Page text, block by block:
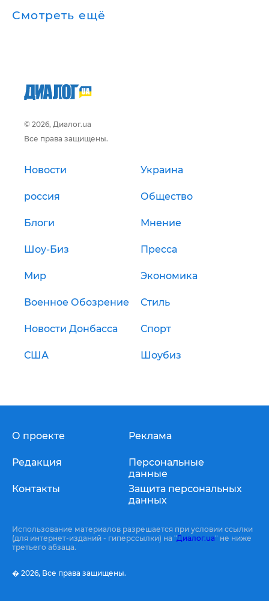
Смотреть ещё
© 2026, Диалог.ua
Все права защищены.
Новости Украина
россия Общество
Блоги Мнение
Шоу-Биз Пресса
Мир Экономика
Военное Обозрение Стиль
Новости Донбасса Спорт
США Шоубиз
О проекте
Редакция
Контакты
Реклама
Персональные
данные
Защита персональных
данных
Использование материалов разрешается при условии ссылки
(для интернет-изданий - гиперссылки) на "Диалог.ua" не ниже
третьего абзаца.
� 2026, Все права защищены.